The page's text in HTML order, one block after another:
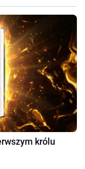
królu